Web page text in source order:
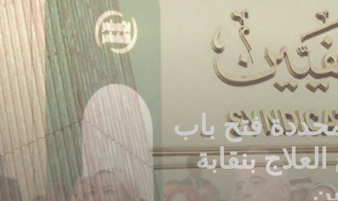
تطلق الحوار الوطنى للتغيرات المناخية
وتعلن جائزة للصحافة و الإعلام ‎البيئي عن